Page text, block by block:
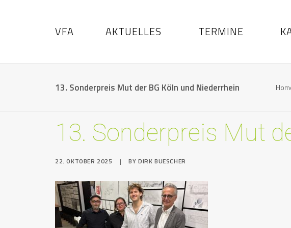
VFA AKTUELLES TERMINE
13. Sonderpreis Mut der BG Köln und Niederrhein
13. Sonderpreis Mut
22. OKTOBER 2025 | BYDIRK BUESCHER